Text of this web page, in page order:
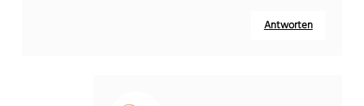
Antworten